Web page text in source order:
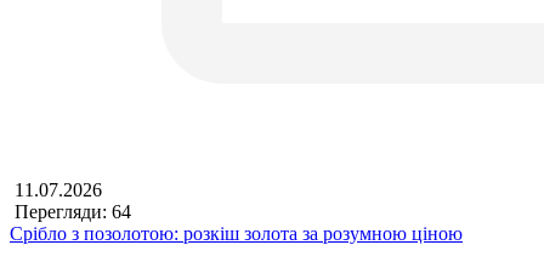
11.07.2026
Перегляди: 64
Срібло з позолотою: розкіш золота за розумною ціною